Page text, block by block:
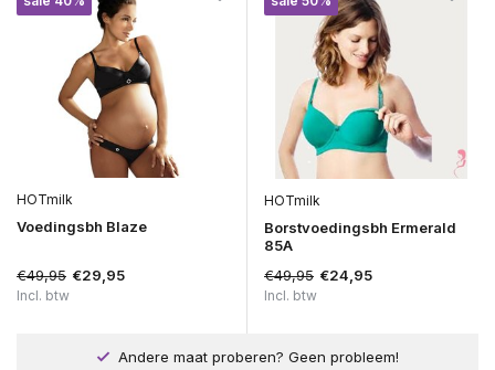
HOTmilk
Voedingsbh Blaze
€49,95 €29,95
Incl. btw
HOTmilk
Borstvoedingsbh Ermerald
85A
€49,95 €24,95
Incl. btw
Andere maat proberen? Geen probleem!